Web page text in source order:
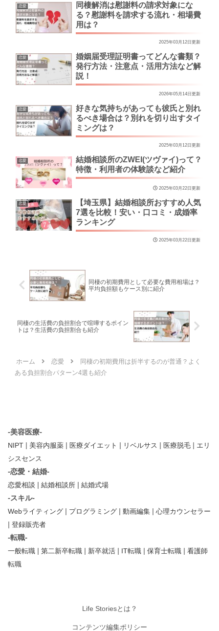
恋愛
同棲解消は慰謝料の請求対象にな
る？慰謝料を請求する流れ・相場費
用は？
2025年03月12日更新
恋愛
婚姻届受理証明書ってどんな書類？
発行方法・注意点・活用方法など解
説！
2026年05月14日更新
恋愛
好きな気持ちがあっても彼氏と別れ
るべき場合は？別れを切り出すタイ
ミングは？
2025年03月12日更新
恋愛
結婚相談所のZWEI(ツヴァイ)って？
特徴・利用者の体験談など紹介
2025年03月22日更新
恋愛
【埼玉県】結婚相談所おすすめ人気
7選を比較！安い・口コミ・成婚率
ランキング
2025年03月22日更新
同棲の初期費用として必要な費用相場は？
平均負担額もケース別に紹介
同棲の生活費の負担割合で喧嘩するポイン
トは？生活費の負担割合も紹介
ホーム 恋愛
同棲の初期費用は折半するのが普通？よく
ある負担割合パターン4選も紹介
-美容医療-
NIPT | 美容内服薬 | 医療ダイエット | リベルサス | 医療脱毛 | エリ
シスセンス
-恋愛・結婚-
恋愛相談 | 結婚相談所 | 結婚式場
-スキル-
Webライティング | プログラミング | 動画編集 | 心理カウンセラー
| 登録販売者
-転職-
一般転職 | 第二新卒転職 | 新卒就活 | IT転職 | 保育士転職 | 看護師
転職
Life Storiesとは？
コンテンツ編集ポリシー